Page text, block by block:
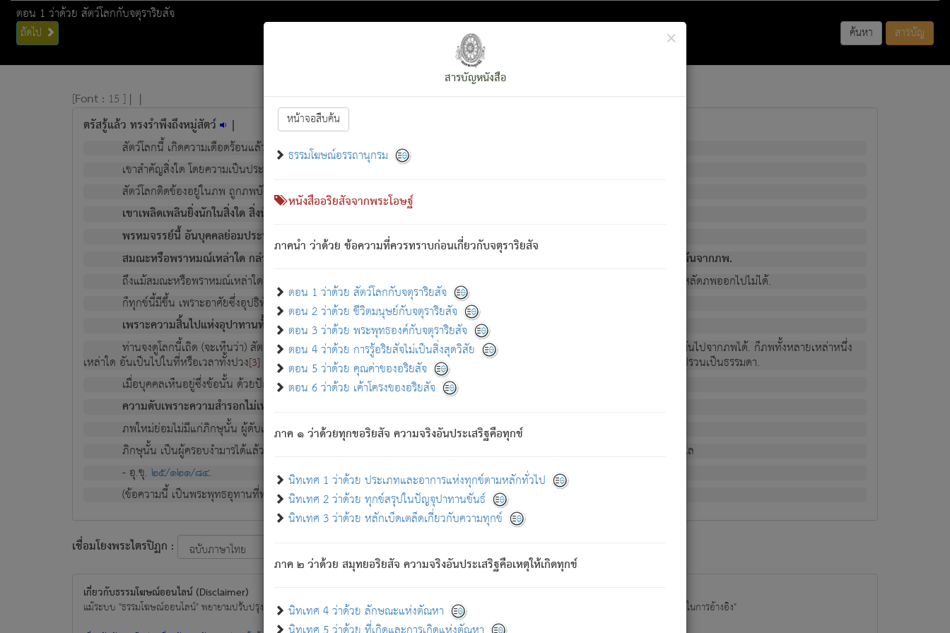
ตอน 1 ว่าด้วย สัตว์โลกกับจตุราริยสัจ
ถัดไป ค้นหา สารบัญ
×
สารบัญหนังสือ
หน้าจอสืบค้น
ธรรมโฆษณ์อรรถานุกรม
หนังสืออริยสัจจากพระโอษฐ์
ภาคนำ ว่าด้วย ข้อความที่ควรทราบก่อนเกี่ยวกับจตุราริยสัจ
ตอน 1 ว่าด้วย สัตว์โลกกับจตุราริยสัจ
ตอน 2 ว่าด้วย ชีวิตมนุษย์กับจตุราริยสัจ
ตอน 3 ว่าด้วย พระพุทธองค์กับจตุราริยสัจ
ตอน 4 ว่าด้วย การรู้อริยสัจไม่เป็นสิ่งสุดวิสัย
ตอน 5 ว่าด้วย คุณค่าของอริยสัจ
ตอน 6 ว่าด้วย เค้าโครงของอริยสัจ
ภาค ๑ ว่าด้วยทุกขอริยสัจ ความจริงอันประเสริฐคือทุกข์
นิทเทศ 1 ว่าด้วย ประเภทและอาการแห่งทุกข์ตามหลักทั่วไป
นิทเทศ 2 ว่าด้วย ทุกข์สรุปในปัญจุปาทานขันธ์
นิทเทศ 3 ว่าด้วย หลักเบ็ดเตล็ดเกี่ยวกับความทุกข์
ภาค ๒ ว่าด้วย สมุทยอริยสัจ ความจริงอันประเสริฐคือเหตุให้เกิดทุกข์
นิทเทศ 4 ว่าด้วย ลักษณะแห่งตัณหา
[Font : 15 ] | |
ตรัสรู้แล้ว ทรงรำพึงถึงหมู่สัตว์ |
สัตว์โลกนี้ เกิดความเดือดร้อนแล้ว มีผัสสะบังหน้า[1]ย่อมกล่าวซึ่งโรค (ความเสียดแทง) นั้นโดยความเป็นตัวเป็นตน
เขาสำคัญสิ่งใด โดยความเป็นประการใด แต่สิ่งนั้นย่อมเป็น (ตามที่เป็นจริง) โดยประการอื่นจากที่เขาสำคัญนั้น
สัตว์โลกติดข้องอยู่ในภพ ถูกภพบังหน้าแล้ว มีภพโดยความเป็นอย่างอื่น (จากที่มันเป็นอยู่จริง) จึงได้เพลิดเพลินยิ่งนักในภพนั้น
เขาเพลิดเพลินยิ่งนักในสิ่งใด สิ่งนั้นเป็นภัย (ที่เขาไม่รู้จัก) : เขากลัวต่อสิ่งใดสิ่งนั้นเป็นทุกข์
พรหมจรรย์นี้ อันบุคคลย่อมประพฤติ ก็เพื่อการละขาดซึ่งภพ.
สมณะหรือพราหมณ์เหล่าใด กล่าวความหลุดพ้นจากภพว่ามีได้เพราะภพ เรากล่าวว่า สมณะหรือพราหมณ์ทั้งปวงนั้น มิใช่ผู้หลดพ้นจากภพ.
ถึงแม้สมณะหรือพราหมณ์เหล่าใด กล่าวความออกไปได้จากภพ ว่ามีได้เพราะวิภพ[2]
: เรากล่าวว่า สมณะหรือพราหมณ์ทั้งปวงนั้น ก็ยังสลัดภพออกไปไม่ได้.
ก็ทุกข์นี้มีขึ้น เพราะอาศัยซึ่งอุปธิทั้งปวง.
เพราะความสิ้นไปแห่งอุปาทานทั้งปวง ความเกิดขึ้นแห่งทุกข์จึงไม่มี.
ท่านจงดูโลกนี้เถิด (จะเห็นว่า) สัตว์ทั้งหลายอันอวิชาหนาแน่นบังหนาแล้ว; และว่า สัตว์ผู้ยินดีในภพอันเป็นแล้วนั้น ย่อมไม่เป็นผู้หลุดพ้นไปจากภพได้. ก็ภพทั้งหลายเหล่าหนึ่ง
เหล่าใด อันเป็นไปในที่หรือเวลาทั้งปวง[3] เพื่อความมีแห่งประโยชน์โดยประการทั้งปวง; ภพทั้งหลายทั้งหมดนั้น ไม่เที่ยง เป็นทุกข์ มีความแปรปรวนเป็นธรรมดา.
เมื่อบุคคลเห็นอยู่ซึ่งข้อนั้น ด้วยปัญญาอันชอบตามที่เป็นจริงอย่างนี้อยู่; เขาย่อมละภวตัณหาได้ และไม่เพลิดเพลินวิภวตัณหาด้วย.
ความดับเพราะความสำรอกไม่เหลือ (แห่งภพทั้งหลาย) เพราะความสิ้นไปแห่งตัณหาโดยประการทั้งปวง นั้นคือนิพพาน.
ภพใหม่ย่อมไม่มีแก่ภิกษุนั้น ผู้ดับเย็นสนิทแล้ว เพราะไม่มีความยึดมั่น
ภิกษุนั้น เป็นผู้ครอบงำมารได้แล้ว ชนะสงครามแล้ว ก้าวล่วงภพทั้งหลายทั้งปวงได้แล้ว เป็นผู้คงที่ (คือไม่เปลี่ยนแปลงอีกต่อไป). ดังนี้แล
- อุ.ขุ.๒๕/๑๒๑/๘๔.
(ข้อความนี้ เป็นพระพุทธอุทานที่ทรงเปล่งออก ที่โคนต้นโพธิ์เป็นที่ตรัสรู้ เมื่อตรัสรู้แล้วได้ 7 วัน)
เชื่อมโยงพระไตรปิฏก :
เกี่ยวกับธรรมโฆษณ์ออนไลน์ (Disclaimer)
แม้ระบบ "ธรรมโฆษณ์ออนไลน์" พยายามปรับปรุงข้อมูลให้ถูกต้องมากที่สุด ผู้ศึกษาก็พึงตรวจสอบกับตัวเล่มหนังสือต้นฉบับ ที่มีการพิมพ์ครั้งล่าสุด ก่อนนำข้อมูลไปใช้ในการอ้างอิง"